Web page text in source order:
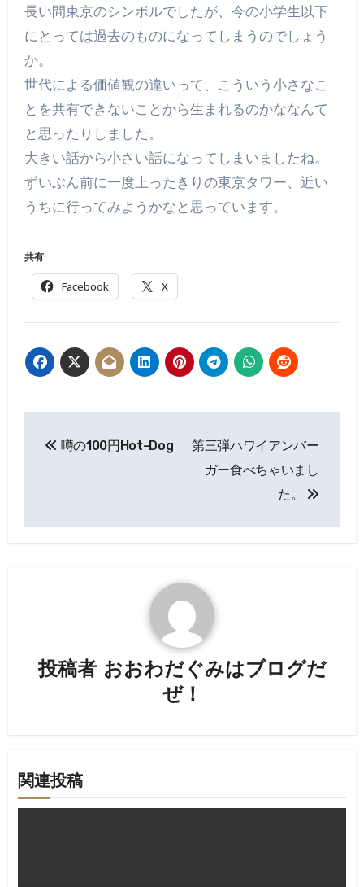
長い間東京のシンボルでしたが、今の小学生以下
にとっては過去のものになってしまうのでしょう
か。
世代による価値観の違いって、こういう小さなこ
とを共有できないことから生まれるのかななんて
と思ったりしました。
大きい話から小さい話になってしまいましたね。
ずいぶん前に一度上ったきりの東京タワー、近い
うちに行ってみようかなと思っています。
共有:
Facebook X
ビ
ョ
噂の100円Hot-Dog
第三弾ハワイアンバー
ガー食べちゃいまし
た。
投稿者 おおわだぐみはブログだ
ぜ！
関連投稿